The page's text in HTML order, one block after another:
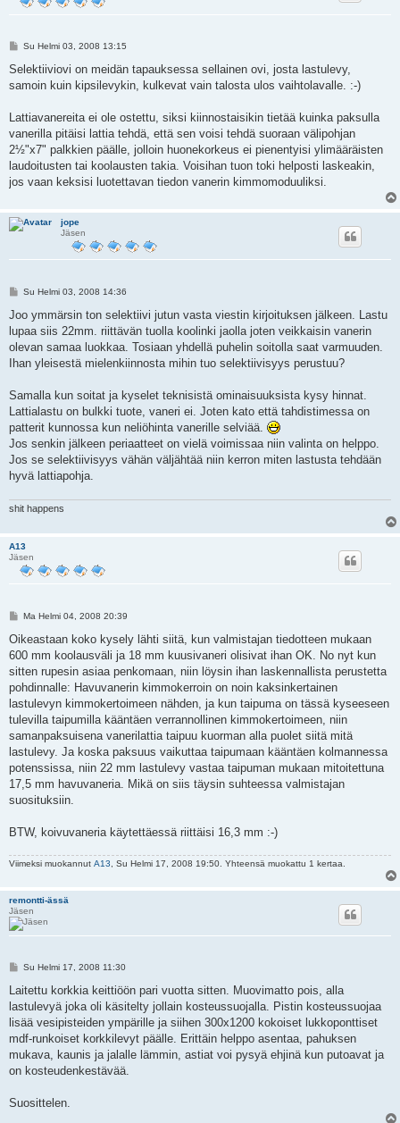
V
e
t
Su Helmi 03, 2008 13:15
Selektiiviovi on meidän tapauksessa sellainen ovi, josta lastulevy,
samoin kuin kipsilevykin, kulkevat vain talosta ulos vaihtolavalle. :-)
Lattiavanereita ei ole ostettu, siksi kiinnostaisikin tietää kuinka paksulla
vanerilla pitäisi lattia tehdä, että sen voisi tehdä suoraan välipohjan
2½"x7" palkkien päälle, jolloin huonekorkeus ei pienentyisi ylimääräisten
laudoitusten tai koolausten takia. Voisihan tuon toki helposti laskeakin,
jos vaan keksisi luotettavan tiedon vanerin kimmomoduuliksi.
jope
Jäsen
V
e
t
i
Su Helmi 03, 2008 14:36
Joo ymmärsin ton selektiivi jutun vasta viestin kirjoituksen jälkeen. Lastu
lupaa siis 22mm. riittävän tuolla koolinki jaolla joten veikkaisin vanerin
olevan samaa luokkaa. Tosiaan yhdellä puhelin soitolla saat varmuuden.
Ihan yleisestä mielenkiinnosta mihin tuo selektiivisyys perustuu?
Samalla kun soitat ja kyselet teknisistä ominaisuuksista kysy hinnat.
Lattialastu on bulkki tuote, vaneri ei. Joten kato että tahdistimessa on
patterit kunnossa kun neliöhinta vanerille selviää.
Jos senkin jälkeen periaatteet on vielä voimissaa niin valinta on helppo.
Jos se selektiivisyys vähän väljähtää niin kerron miten lastusta tehdään
hyvä lattiapohja.
shit happens
A13
Jäsen
V
e
t
i
Ma Helmi 04, 2008 20:39
Oikeastaan koko kysely lähti siitä, kun valmistajan tiedotteen mukaan
600 mm koolausväli ja 18 mm kuusivaneri olisivat ihan OK. No nyt kun
sitten rupesin asiaa penkomaan, niin löysin ihan laskennallista perustetta
pohdinnalle: Havuvanerin kimmokerroin on noin kaksinkertainen
lastulevyn kimmokertoimeen nähden, ja kun taipuma on tässä kyseeseen
tulevilla taipumilla kääntäen verrannollinen kimmokertoimeen, niin
samanpaksuisena vanerilattia taipuu kuorman alla puolet siitä mitä
lastulevy. Ja koska paksuus vaikuttaa taipumaan kääntäen kolmannessa
potenssissa, niin 22 mm lastulevy vastaa taipuman mukaan mitoitettuna
17,5 mm havuvaneria. Mikä on siis täysin suhteessa valmistajan
suosituksiin.
BTW, koivuvaneria käytettäessä riittäisi 16,3 mm :-)
Viimeksi muokannut A13 , Su Helmi 17, 2008 19:50. Yhteensä muokattu 1 kertaa.
remontti-ässä
Jäsen
V
e
t
i
Su Helmi 17, 2008 11:30
Laitettu korkkia keittiöön pari vuotta sitten. Muovimatto pois, alla
lastulevyä joka oli käsitelty jollain kosteussuojalla. Pistin kosteussuojaa
lisää vesipisteiden ympärille ja siihen 300x1200 kokoiset lukkoponttiset
mdf-runkoiset korkkilevyt päälle. Erittäin helppo asentaa, pahuksen
mukava, kaunis ja jalalle lämmin, astiat voi pysyä ehjinä kun putoavat ja
on kosteudenkestävää.
Suosittelen.